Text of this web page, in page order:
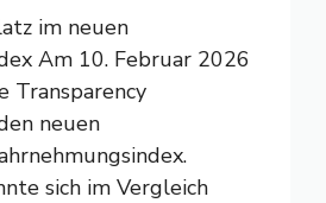
im neuen
Am 10. Februar 2026
Transparency
neuen
sich im Vergleich